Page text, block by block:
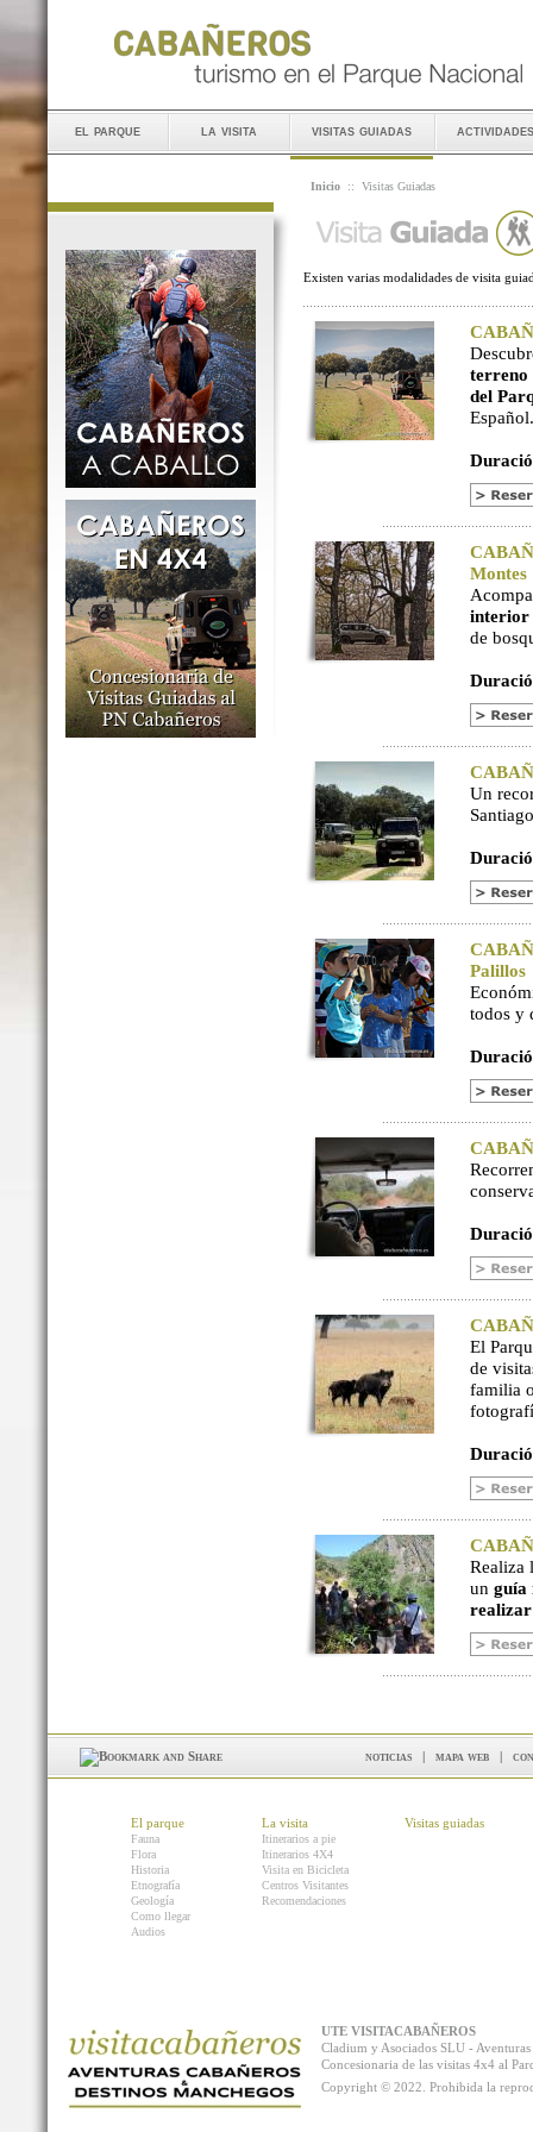
el parque la visita visitas guiadas actividades
Inicio :: Visitas Guiadas
Existen varias modalidades de visita
terreno
del
Español.
Montes
interior
de
Un
Palillos
todos y
El
de
familia
Realiza
un guía
noticias | mapa web |
El parque
Fauna
Flora
Historia
Etnografía
Geología
Como llegar
Audios
La visita
Itinerarios a pie
Itinerarios 4X4
Visita en Bicicleta
Centros Visitantes
Recomendaciones
Visitas guiadas
UTE VISITACABAÑEROS
Cladium y Asociados SLU -
Concesionaria de las visitas 4x4 al
Copyright © 2022. Prohibida la